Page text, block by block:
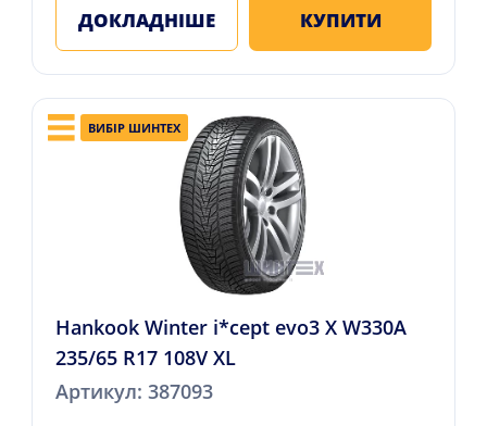
ДОКЛАДНІШЕ КУПИТИ
ВИБІР ШИНТЕХ
Hankook Winter i*cept evo3 X W330A
235/65 R17 108V XL
Артикул: 387093